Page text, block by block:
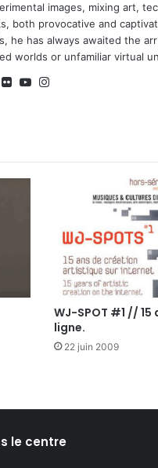
images, mixing art,
both provocative and
he has always awaited the
worlds or unfamiliar virtual
Linkedin
FlickrYouTube
WJ-SPOT #1 //
ligne.
22 juin 2009
le centre